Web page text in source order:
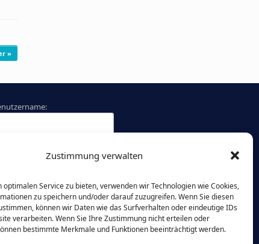
Zustimmung verwalten
optimalen Service zu bieten, verwenden wir Technologien wie Cookies,
zu speichern und/oder darauf zuzugreifen. Wenn Sie diesen
können wir Daten wie das Surfverhalten oder eindeutige IDs
verarbeiten. Wenn Sie Ihre Zustimmung nicht erteilen oder
bestimmte Merkmale und Funktionen beeinträchtigt werden.
»
vergessen?